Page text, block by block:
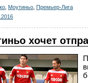
Моутиньо Премьер-Лига
хочет